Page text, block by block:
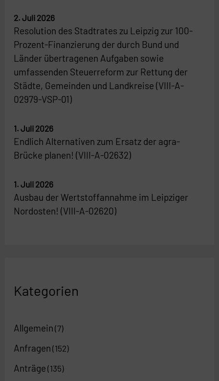
Resolution des Stadtrates zu Leipzig zur 100-
Prozent-Finanzierung der durch Bund und
Länder übertragenen Aufgaben sowie
umfassenden Steuerreform zur Rettung der
Städte, Gemeinden und Landkreise (VIII-A-
02979-VSP-01)
2. Juli 2026
Endlich Alternativen zum Ersatz der agra-
Brücke planen! (VIII-A-02632)
1. Juli 2026
Ausbau der Wertstoffannahme im Leipziger
Nordosten! (VIII-A-02620)
1. Juli 2026
Kategorien
Allgemein (7)
Anfragen (152)
Anträge (135)